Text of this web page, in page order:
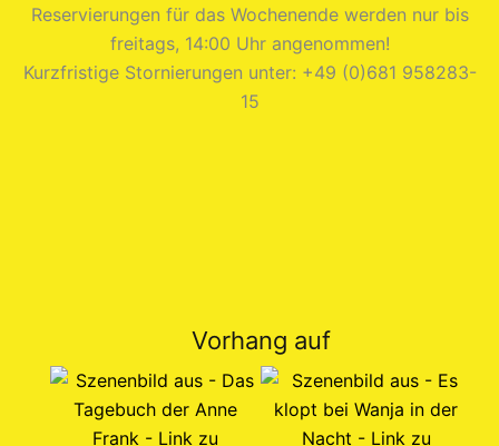
Reservierungen für das Wochenende werden nur bis
freitags, 14:00 Uhr angenommen!
Kurzfristige Stornierungen unter: +49 (0)681 958283-
15
Vorhang auf